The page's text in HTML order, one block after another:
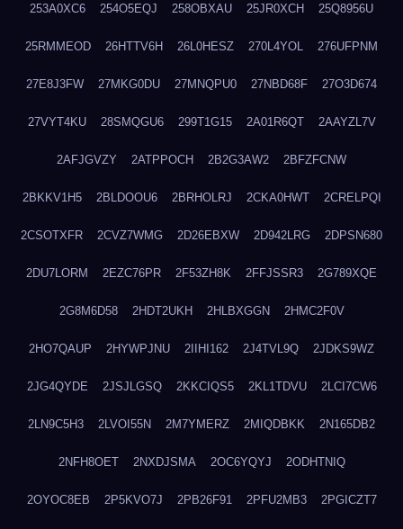
253A0XC6 254O5EQJ 258OBXAU 25JR0XCH 25Q8956U
25RMMEOD 26HTTV6H 26L0HESZ 270L4YOL 276UFPNM
27E8J3FW 27MKG0DU 27MNQPU0 27NBD68F 27O3D674
27VYT4KU 28SMQGU6 299T1G15 2A01R6QT 2AAYZL7V
2AFJGVZY 2ATPPOCH 2B2G3AW2 2BFZFCNW
2BKKV1H5 2BLDOOU6 2BRHOLRJ 2CKA0HWT 2CRELPQI
2CSOTXFR 2CVZ7WMG 2D26EBXW 2D942LRG 2DPSN680
2DU7LORM 2EZC76PR 2F53ZH8K 2FFJSSR3 2G789XQE
2G8M6D58 2HDT2UKH 2HLBXGGN 2HMC2F0V
2HO7QAUP 2HYWPJNU 2IIHI162 2J4TVL9Q 2JDKS9WZ
2JG4QYDE 2JSJLGSQ 2KKCIQS5 2KL1TDVU 2LCI7CW6
2LN9C5H3 2LVOI55N 2M7YMERZ 2MIQDBKK 2N165DB2
2NFH8OET 2NXDJSMA 2OC6YQYJ 2ODHTNIQ
2OYOC8EB 2P5KVO7J 2PB26F91 2PFU2MB3 2PGICZT7